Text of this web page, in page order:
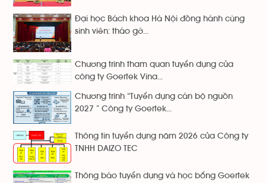
Đại học Bách khoa Hà Nội đồng hành cùng
sinh viên: tháo gỡ...
Chương trình tham quan tuyển dụng của
công ty Goertek Vina...
Chương trình “Tuyển dụng cán bộ nguồn
2027 ” Công ty Goertek...
Thông tin tuyển dụng năm 2026 của Công ty
TNHH DAIZO TEC
Thông báo tuyển dụng và học bổng Goertek